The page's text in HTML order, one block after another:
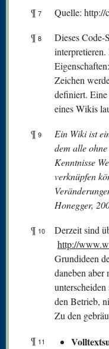
¶ 7
Quelle:
¶ 8
Dieses Code-
Zeichen
definiert.
eines Wikis
¶ 9
Ein Wiki ist
dem alle
Kenntnisse
verknüpfen
Honegger,
¶ 10
Derzeit sind
http://
Grundideen
daneben
den Betrieb,
Zu den
¶ 11 V